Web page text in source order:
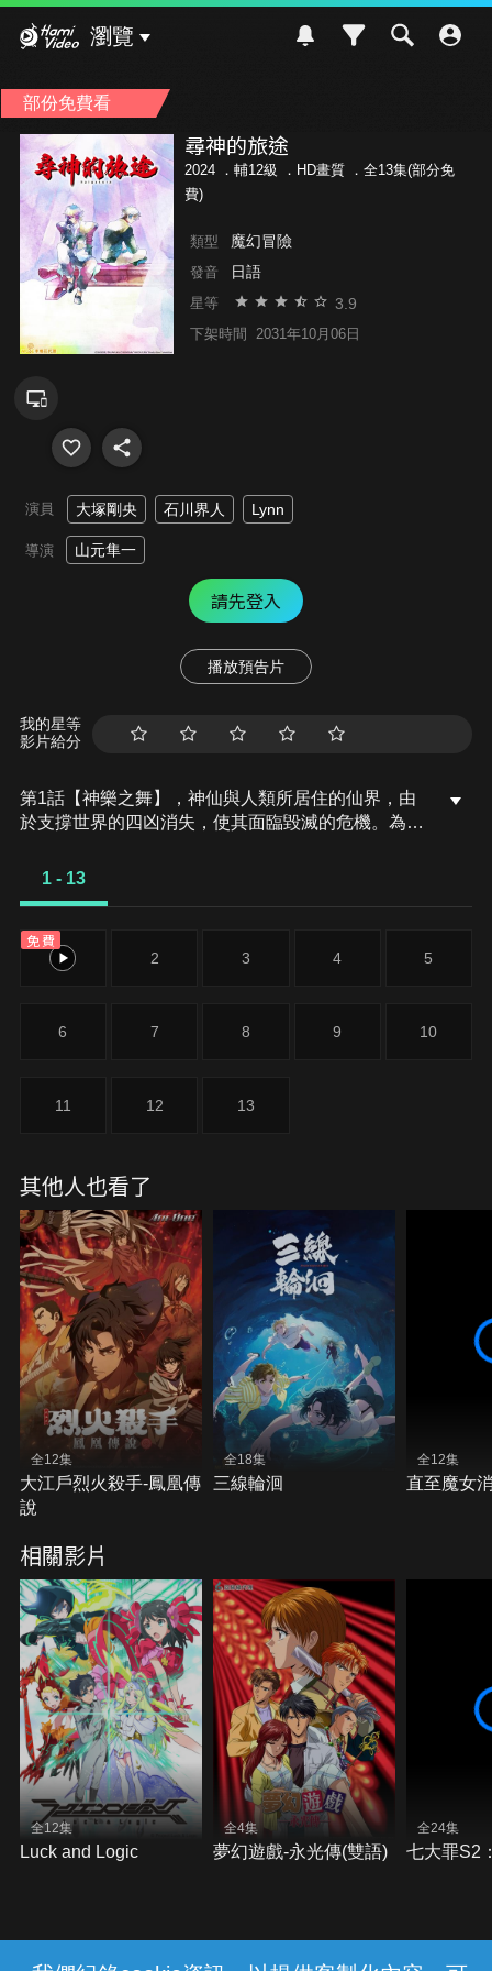
瀏覽
部份免費看
尋神的旅途
2024 ． 輔12級
．HD畫質 ．全13集(部分免
費)
類型 魔幻冒險
發音 日語
星等 3.9
下架時間 2031年10月06日
演員 大塚剛央 石川界人 Lynn
導演 山元隼一
請先登入
播放預告片
我的星等
影片給分
第1話【神樂之舞】，神仙與人類所居住的仙界，由
於支撐世界的四凶消失，使其面臨毀滅的危機。為了
葉與其使役神滇紅一同在世界中四處奔走尋找四凶。
教師朋友羅漢照顧過的神獸牛鬼被他的主人武夷所
騙……
1 - 13
免費
1 2 3 4 5
6 7 8 9 10
11 12 13
其他人也看了
全12集
大江戶烈火殺手-鳳凰傳
說
全18集
三線輪洄
全12集
直至魔女
相關影片
全12集
Luck and Logic
全4集
夢幻遊戲-永光傳(雙語)
全24集
七大罪S2